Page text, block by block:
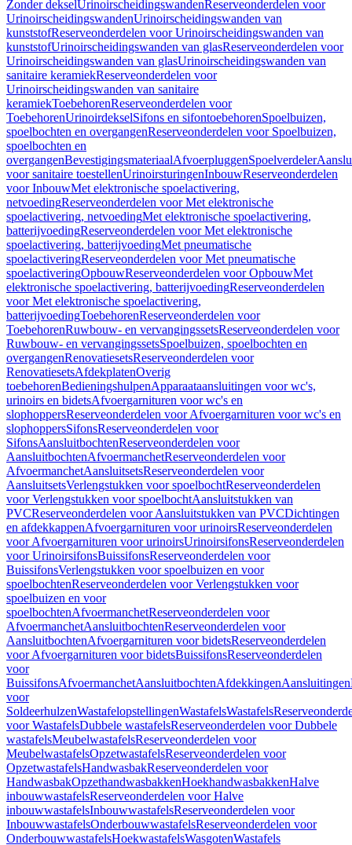
Zonder dekselUrinoirscheidingswandenReserveonderdelen voor
UrinoirscheidingswandenUrinoirscheidingswanden van
kunststofReserveonderdelen voor Urinoirscheidingswanden van
kunststofUrinoirscheidingswanden van glasReserveonderdelen voor
Urinoirscheidingswanden van glasUrinoirscheidingswanden van
sanitaire keramiekReserveonderdelen voor
Urinoirscheidingswanden van sanitaire
keramiekToebehorenReserveonderdelen voor
ToebehorenUrinoirdekselSifons en sifontoebehorenSpoelbuizen,
spoelbochten en overgangenReserveonderdelen voor Spoelbuizen,
spoelbochten en
overgangenBevestigingsmateriaalAfvoerpluggenSpoelverdeler
voor sanitaire toestellenUrinoirsturingenInbouwReserveonderdelen
voor InbouwMet elektronische spoelactivering,
netvoedingReserveonderdelen voor Met elektronische
spoelactivering, netvoedingMet elektronische spoelactivering,
batterijvoedingReserveonderdelen voor Met elektronische
spoelactivering, batterijvoedingMet pneumatische
spoelactiveringReserveonderdelen voor Met pneumatische
spoelactiveringOpbouwReserveonderdelen voor OpbouwMet
elektronische spoelactivering, batterijvoedingReserveonderdelen
voor Met elektronische spoelactivering,
batterijvoedingToebehorenReserveonderdelen voor
ToebehorenRuwbouw- en vervangingssetsReserveonderdelen voor
Ruwbouw- en vervangingssetsSpoelbuizen, spoelbochten en
overgangenRenovatiesetsReserveonderdelen voor
RenovatiesetsAfdekplatenOverig
toebehorenBedieningshulpenApparaataansluitingen voor wc's,
urinoirs en bidetsAfvoergarnituren voor wc's en
slophoppersReserveonderdelen voor Afvoergarnituren voor wc's en
slophoppersSifonsReserveonderdelen voor
SifonsAansluitbochtenReserveonderdelen voor
AansluitbochtenAfvoermanchetReserveonderdelen voor
AfvoermanchetAansluitsetsReserveonderdelen voor
AansluitsetsVerlengstukken voor spoelbochtReserveonderdelen
voor Verlengstukken voor spoelbochtAansluitstukken van
PVCReserveonderdelen voor Aansluitstukken van PVCDichtingen
en afdekkappenAfvoergarnituren voor urinoirsReserveonderdelen
voor Afvoergarnituren voor urinoirsUrinoirsifonsReserveonderdelen
voor UrinoirsifonsBuissifonsReserveonderdelen voor
BuissifonsVerlengstukken voor spoelbuizen en voor
spoelbochtenReserveonderdelen voor Verlengstukken voor
spoelbuizen en voor
spoelbochtenAfvoermanchetReserveonderdelen voor
AfvoermanchetAansluitbochtenReserveonderdelen voor
AansluitbochtenAfvoergarnituren voor bidetsReserveonderdelen
voor Afvoergarnituren voor bidetsBuissifonsReserveonderdelen
voor
BuissifonsAfvoermanchetAansluitbochtenAfdekkingenAansluitingen
voor
SoldeerhulzenWastafelopstellingenWastafelsWastafels
voor WastafelsDubbele wastafelsReserveonderdelen voor Dubbele
wastafelsMeubelwastafelsReserveonderdelen voor
MeubelwastafelsOpzetwastafelsReserveonderdelen voor
OpzetwastafelsHandwasbakReserveonderdelen voor
HandwasbakOpzethandwasbakkenHoekhandwasbakkenHalve
inbouwwastafelsReserveonderdelen voor Halve
inbouwwastafelsInbouwwastafelsReserveonderdelen voor
InbouwwastafelsOnderbouwwastafelsReserveonderdelen voor
OnderbouwwastafelsHoekwastafelsWasgotenWastafels